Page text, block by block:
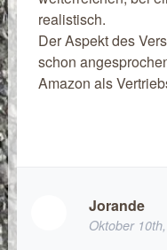
realistisch.
Der Aspekt des
schon
Amazon als
Jorande
Oktober